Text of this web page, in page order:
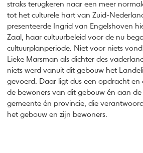
straks terugkeren naar een meer
tot het culturele hart van Zuid-
presenteerde Ingrid van Engelshoven
Zaal, haar cultuurbeleid voor de nu
cultuurplanperiode. Niet voor niets
Lieke Marsman als dichter des
niets werd vanuit dit gebouw het
gevoerd. Daar ligt dus een opdracht
de bewoners van dit gebouw én aan
gemeente én provincie, die
het gebouw en zijn bewoners.